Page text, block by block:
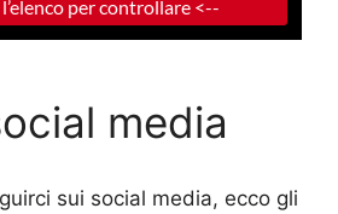
media
sui social media, ecco gli